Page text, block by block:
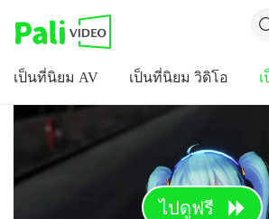
เป็นที่นิยม AV เป็นที่นิยม วิดิโอ
ไปดูฟรี